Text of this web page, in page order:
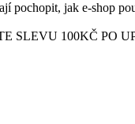
pochopit, jak e-shop
SLEVU 100KČ PO